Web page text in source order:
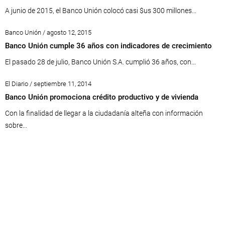
A junio de 2015, el Banco Unión colocó casi $us 300 millones...
Banco Unión / agosto 12, 2015
Banco Unión cumple 36 años con indicadores de crecimiento
El pasado 28 de julio, Banco Unión S.A. cumplió 36 años, con...
El Diario / septiembre 11, 2014
Banco Unión promociona crédito productivo y de vivienda
Con la finalidad de llegar a la ciudadanía alteña con información
sobre...